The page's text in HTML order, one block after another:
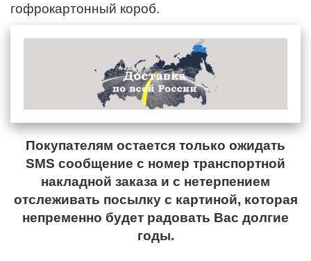
гофрокартонный короб.
Покупателям остается только ожидать
SMS сообщение с номер транспортной
накладной заказа и с нетерпением
отслеживать посылку с картиной, которая
непременно будет радовать Вас долгие
годы.